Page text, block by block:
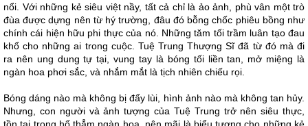
nổi. Với những kẻ siêu việt nầy, tất cả chỉ là ảo ảnh, phù vân một trò
đùa được dựng nên từ hý trường, đâu đó bỗng chốc phiêu bồng như
chính cái hiện hữu phi thực của nó. Những tăm tối trầm luân tạo đau
khổ cho những ai trong cuộc. Tuệ Trung Thượng Sĩ đã từ đó mà đi
ra nên ung dung tự tại, vung tay là bóng tối liền tan, mở miệng là
ngàn hoa phơi sắc, và nhắm mắt là tịch nhiên chiếu rọi.
Bóng dáng nào mà không bị đẩy lùi, hình ảnh nào mà không tan hủy.
Nhưng, con người và ảnh tượng của Tuệ Trung trở nên siêu thực,